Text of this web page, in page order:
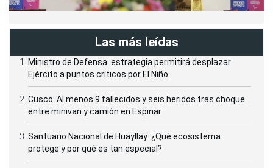
Las más leídas
Ministro de Defensa: estrategia permitirá desplazar
Ejército a puntos críticos por El Niño
Cusco: Al menos 9 fallecidos y seis heridos tras choque
entre minivan y camión en Espinar
Santuario Nacional de Huayllay: ¿Qué ecosistema
protege y por qué es tan especial?